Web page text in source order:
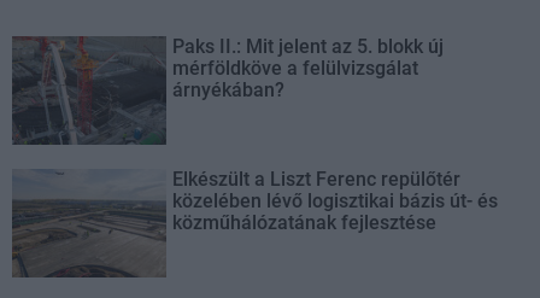
Paks II.: Mit jelent az 5. blokk új
mérföldköve a felülvizsgálat
árnyékában?
Elkészült a Liszt Ferenc repülőtér
közelében lévő logisztikai bázis út- és
közműhálózatának fejlesztése